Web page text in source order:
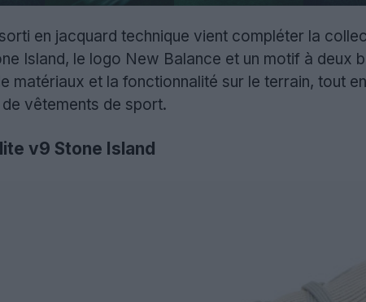
en jacquard technique vient compléter la
Island, le logo New Balance et un motif à deux
matériaux et la fonctionnalité sur le terrain, tout
vêtements de sport.
v9 Stone Island